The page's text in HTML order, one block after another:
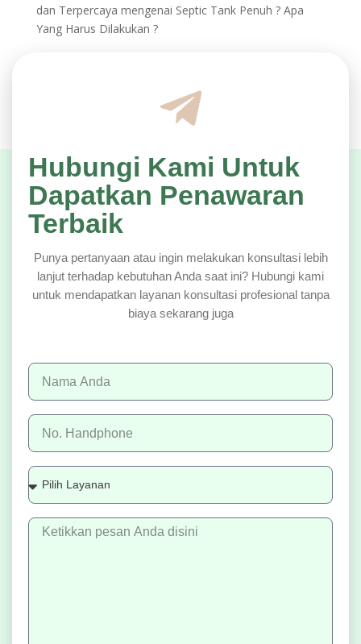
dan Terpercaya mengenai Septic Tank Penuh ? Apa
Yang Harus Dilakukan ?
Hubungi Kami Untuk
Dapatkan Penawaran
Terbaik
Punya pertanyaan atau ingin melakukan konsultasi lebih
lanjut terhadap kebutuhan Anda saat ini? Hubungi kami
untuk mendapatkan layanan konsultasi profesional tanpa
biaya sekarang juga